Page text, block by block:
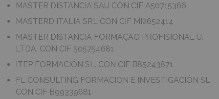
MASTER DISTANCIA SAU CON CIF A50715366
MASTERD ITALIA SRL CON CIF MI2652414
MASTER DISTANCIA FORMAÇAO PROFISIONAL U.
LTDA. CON CIF 505754681
ITEP FORMACIÓN SL. CON CIF B85243871
FL CONSULTING FORMACION E INVESTIGACIÓN SL
CON CIF B99339681